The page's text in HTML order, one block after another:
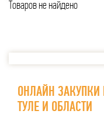
Товаров не найдено
ОНЛАЙН
ТУЛЕ И ОБЛАСТИ